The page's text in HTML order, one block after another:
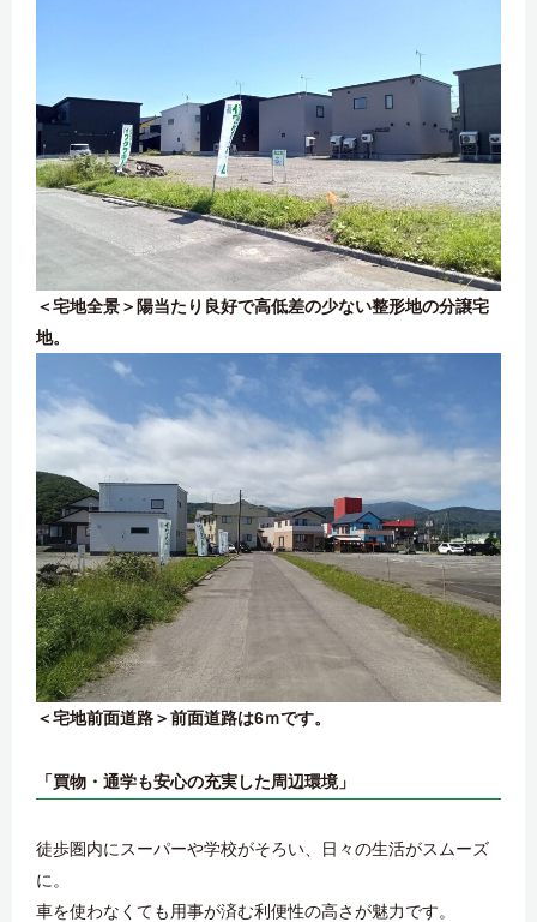
＜宅地全景＞陽当たり良好で高低差の少ない整形地の分譲宅
地。
＜宅地前面道路＞前面道路は6ｍです。
「買物・通学も安心の充実した周辺環境」
徒歩圏内にスーパーや学校がそろい、日々の生活がスムーズ
に。
車を使わなくても用事が済む利便性の高さが魅力です。